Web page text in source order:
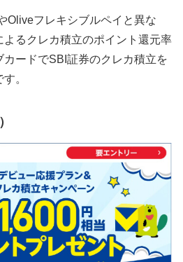
Oliveフレキシブルペイと異な
よるクレカ積立のポイント還元率
ードでSBI証券のクレカ積立を
。